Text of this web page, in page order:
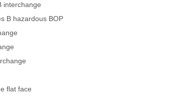
interchange
B hazardous BOP
flat face